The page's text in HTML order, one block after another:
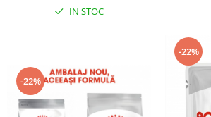
IN STOC
-22%
-22%